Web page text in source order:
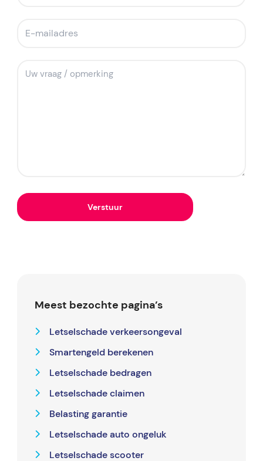
Meest bezochte pagina’s
Letselschade verkeersongeval
Smartengeld berekenen
Letselschade bedragen
Letselschade claimen
Belasting garantie
Letselschade auto ongeluk
Letselschade scooter